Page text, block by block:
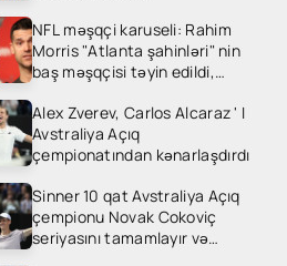
kənarlaşdırıldı
NFL məşqçi karuseli: Rahim
Morris "Atlanta şahinləri" nin
baş məşqçisi təyin edildi,
canales ' i işə götürdü
Alex Zverev, Carlos Alcaraz ' I
Avstraliya Açıq
çempionatından kənarlaşdırdı
Sinner 10 qat Avstraliya Açıq
çempionu Novak Cokoviç
seriyasını tamamlayır və